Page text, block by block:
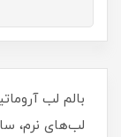
بالم لب
لب‌های نرم،